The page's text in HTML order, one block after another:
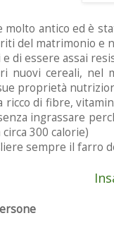
molto antico ed è
del matrimonio e
di essere assai
nuovi cereali, nel
proprietà
ricco di fibre,
ingrassare
300 calorie)
sempre il farro